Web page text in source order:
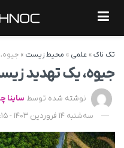
تک ناک» علمی » محیط زیست »
جیوه، یک تهدید
نوشته شده توسط ساینا
سه‌شنبه 14 فروردین 1403 - 11:15